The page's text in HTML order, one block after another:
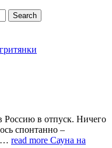
в отпуск. Ничего
спонтанно –
read more Сауна на